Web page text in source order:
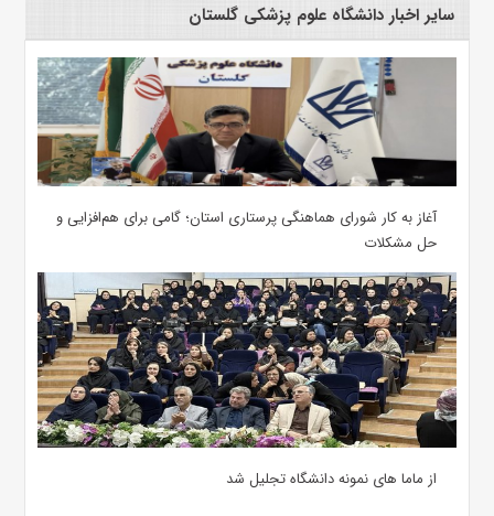
سایر اخبار دانشگاه علوم پزشکی گلستان
آغاز به کار شورای هماهنگی پرستاری استان؛ گامی برای هم‌افزایی و
حل مشکلات
از ماما های نمونه دانشگاه تجلیل شد